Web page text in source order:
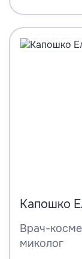
Капошко
Врач-
миколог